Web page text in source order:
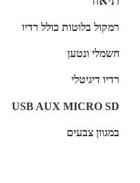
רמקול בלוטות כולל רדיו
חשמלי ונטען
רדיו דיגיטלי
USB AUX MICRO SD
במגוון צבעים